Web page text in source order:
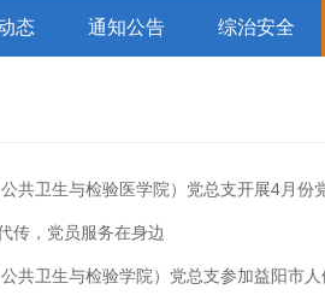
态 通知公告 综治安全
共卫生与检验医学院）党总支开展4月份
传，党员服务在身边
共卫生与检验学院）党总支参加益阳市